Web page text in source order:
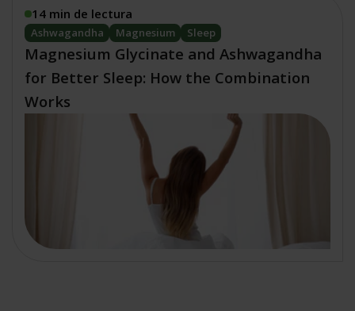
14 min de lectura
Ashwagandha Magnesium Sleep
Magnesium Glycinate and Ashwagandha
for Better Sleep: How the Combination
Works